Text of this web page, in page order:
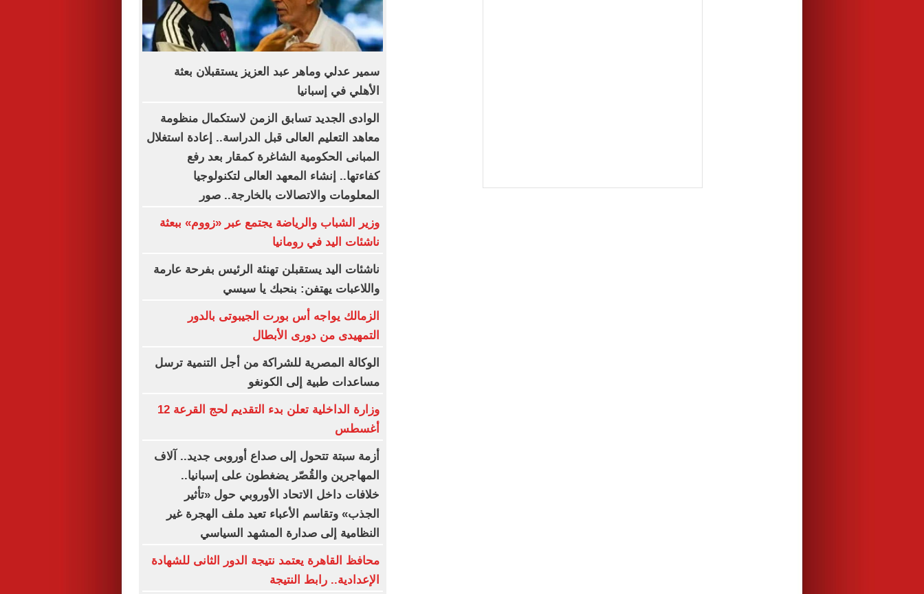
سمير عدلي وماهر عبد العزيز يستقبلان بعثة
الأهلي في إسبانيا
الوادى الجديد تسابق الزمن لاستكمال منظومة
معاهد التعليم العالى قبل الدراسة.. إعادة استغلال
المبانى الحكومية الشاغرة كمقار بعد رفع
كفاءتها.. إنشاء المعهد العالى لتكنولوجيا
المعلومات والاتصالات بالخارجة.. صور
وزير الشباب والرياضة يجتمع عبر «زووم» ببعثة
ناشئات اليد في رومانيا
ناشئات اليد يستقبلن تهنئة الرئيس بفرحة عارمة
واللاعبات يهتفن: بنحبك يا سيسي
الزمالك يواجه أس بورت الجيبوتى بالدور
التمهيدى من دورى الأبطال
الوكالة المصرية للشراكة من أجل التنمية ترسل
مساعدات طبية إلى الكونغو
وزارة الداخلية تعلن بدء التقديم لحج القرعة 12
أغسطس
أزمة سبتة تتحول إلى صداع أوروبى جديد.. آلاف
المهاجرين والقُصّر يضغطون على إسبانيا..
خلافات داخل الاتحاد الأوروبي حول «تأثير
الجذب» وتقاسم الأعباء تعيد ملف الهجرة غير
النظامية إلى صدارة المشهد السياسي
محافظ القاهرة يعتمد نتيجة الدور الثانى للشهادة
الإعدادية.. رابط النتيجة